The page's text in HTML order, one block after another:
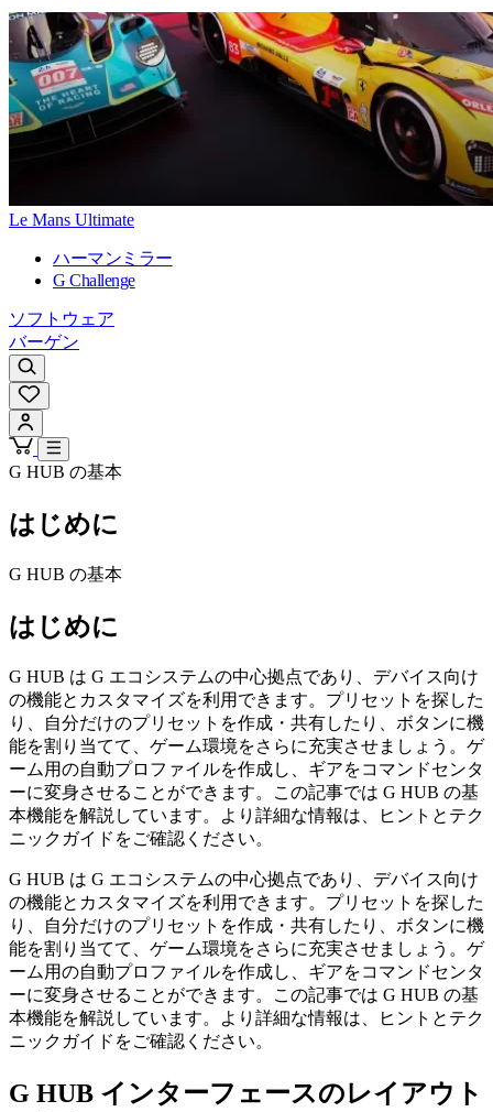
Le Mans Ultimate
ハーマンミラー
G Challenge
ソフトウェア
バーゲン
G HUB の基本
はじめに
G HUB の基本
はじめに
G HUB は G エコシステムの中心拠点であり、デバイス向け
の機能とカスタマイズを利用できます。プリセットを探した
り、自分だけのプリセットを作成・共有したり、ボタンに機
能を割り当てて、ゲーム環境をさらに充実させましょう。ゲ
ーム用の自動プロファイルを作成し、ギアをコマンドセンタ
ーに変身させることができます。この記事では G HUB の基
本機能を解説しています。より詳細な情報は、ヒントとテク
ニックガイドをご確認ください。
G HUB は G エコシステムの中心拠点であり、デバイス向け
の機能とカスタマイズを利用できます。プリセットを探した
り、自分だけのプリセットを作成・共有したり、ボタンに機
能を割り当てて、ゲーム環境をさらに充実させましょう。ゲ
ーム用の自動プロファイルを作成し、ギアをコマンドセンタ
ーに変身させることができます。この記事では G HUB の基
本機能を解説しています。より詳細な情報は、ヒントとテク
ニックガイドをご確認ください。
G HUB インターフェースのレイアウト